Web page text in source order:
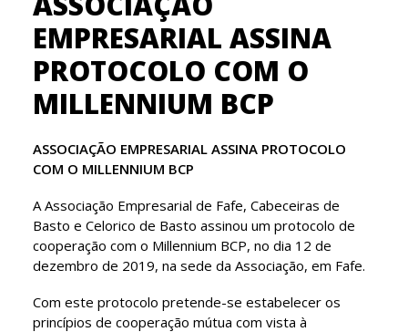
EMPRESARIAL ASSINA
PROTOCOLO COM O
MILLENNIUM BCP
ASSOCIAÇÃO EMPRESARIAL ASSINA PROTOCOLO
COM O MILLENNIUM BCP
A Associação Empresarial de Fafe, Cabeceiras de
Basto e Celorico de Basto assinou um protocolo de
cooperação com o Millennium BCP, no dia 12 de
dezembro de 2019, na sede da Associação, em Fafe.
Com este protocolo pretende-se estabelecer os
princípios de cooperação mútua com vista à